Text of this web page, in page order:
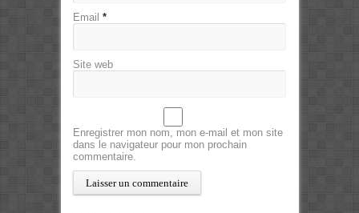
Email *
Site web
Enregistrer mon nom, mon e-mail et mon site
dans le navigateur pour mon prochain
commentaire.